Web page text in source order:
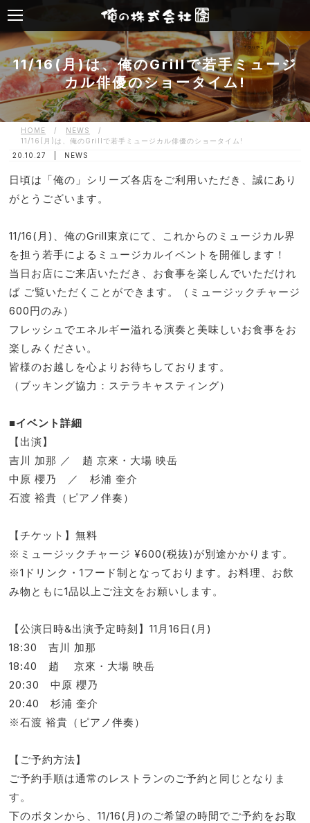
11/16(月)は、俺のGrillで若手ミュージ
カル俳優のショータイム!
HOME / NEWS
/
11/16(月)は、俺のGrillで若手ミュージカル俳優のショータイム!
20.10.27 |
NEWS
日頃は「俺の」シリーズ各店をご利用いただき、誠にあり
がとうございます。
11/16(月)、俺のGrill東京にて、これからのミュージカル界
を担う若手によるミュージカルイベントを開催します！
当日お店にご来店いただき、お食事を楽しんでいただけれ
ば ご覧いただくことができます。（ミュージックチャージ
600円のみ）
フレッシュでエネルギー溢れる演奏と美味しいお食事をお
楽しみください。
皆様のお越しを心よりお待ちしております。
（ブッキング協力：ステラキャスティング）
■イベント詳細
【出演】
吉川 加那 ／ 趙 京來・大場 映岳
中原 櫻乃 ／ 杉浦 奎介
石渡 裕貴（ピアノ伴奏）
【チケット】無料
※ミュージックチャージ ¥600(税抜)が別途かかります。
※1ドリンク・1フード制となっております。お料理、お飲
み物ともに1品以上ご注文をお願いします。
【公演日時&出演予定時刻】11月16日(月)
18:30 吉川 加那
18:40 趙 京來・大場 映岳
20:30 中原 櫻乃
20:40 杉浦 奎介
※石渡 裕貴（ピアノ伴奏）
【ご予約方法】
ご予約手順は通常のレストランのご予約と同じとなりま
す。
下のボタンから、11/16(月)のご希望の時間でご予約をお取